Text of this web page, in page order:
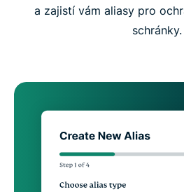
a zajistí vám aliasy pro
schránky.